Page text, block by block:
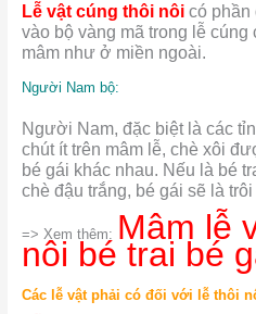
Lễ vật cúng thôi nôi có phần
vào bộ vàng mã trong lễ
mâm như ở miền ngoài.
Người Nam bộ:
Người Nam, đặc biệt là các
chút ít trên mâm lễ, chè xôi
bé gái khác nhau. Nếu là bé
chè đậu trắng, bé gái sẽ là
=> Xem thêm: Mâm lễ
nôi bé trai bé
Các lễ vật phải có đối với lễ thôi